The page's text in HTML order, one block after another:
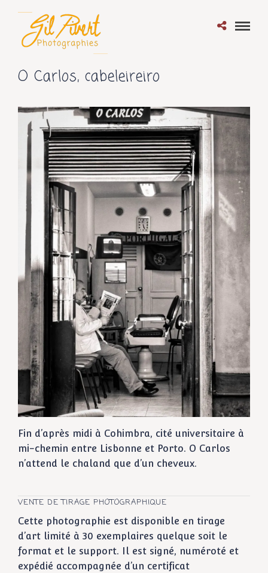
O Carlos, cabeleireiro
Fin d’après midi à Cohimbra, cité universitaire à
mi-chemin entre Lisbonne et Porto. O Carlos
n’attend le chaland que d’un cheveux.
VENTE DE TIRAGE PHOTOGRAPHIQUE
Cette photographie est disponible en tirage
d’art limité à 30 exemplaires quelque soit le
format et le support. Il est signé, numéroté et
expédié accompagnée d’un certificat